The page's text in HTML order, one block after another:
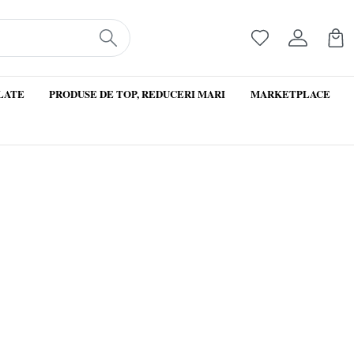
PRODUSE DE TOP, REDUCERI MARI MARKETPLACE